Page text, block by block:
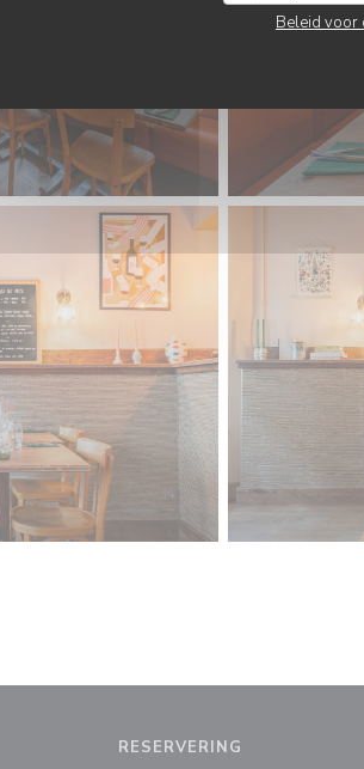
Beleid voor
RESERVERING